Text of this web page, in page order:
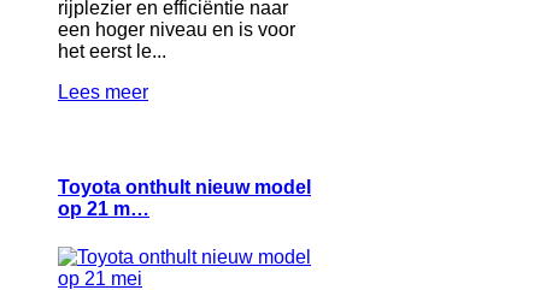
rijplezier en efficiëntie naar
een hoger niveau en is voor
het eerst le...
Lees meer
Toyota onthult nieuw model
op 21 m…